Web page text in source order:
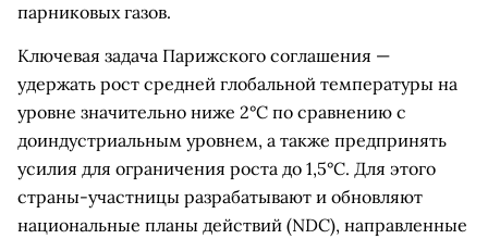
парниковых газов.
Ключевая задача Парижского соглашения —
удержать рост средней глобальной температуры на
уровне значительно ниже 2°C по сравнению с
доиндустриальным уровнем, а также предпринять
усилия для ограничения роста до 1,5°C. Для этого
страны-участницы разрабатывают и обновляют
национальные планы действий (NDC), направленные